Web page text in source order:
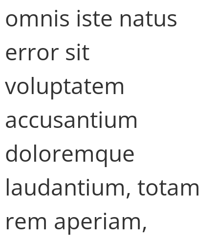
omnis iste natus
error sit
voluptatem
accusantium
doloremque
laudantium, totam
rem aperiam,